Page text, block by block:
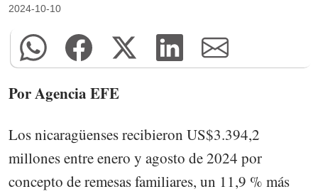
2024-10-10
Por Agencia EFE
Los nicaragüenses recibieron US$3.394,2
millones entre enero y agosto de 2024 por
concepto de remesas familiares, un 11,9 % más